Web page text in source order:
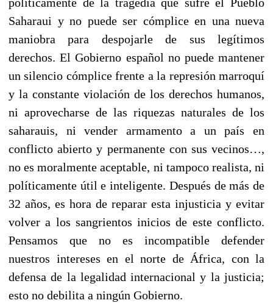
Saharaui y no puede ser cómplice en una nueva
maniobra para despojarle de sus legítimos
derechos. El Gobierno español no puede mantener
un silencio cómplice frente a la represión marroquí
y la constante violación de los derechos humanos,
ni aprovecharse de las riquezas naturales de los
saharauis, ni vender armamento a un país en
conflicto abierto y permanente con sus vecinos…,
no es moralmente aceptable, ni tampoco realista, ni
políticamente útil e inteligente. Después de más de
32 años, es hora de reparar esta injusticia y evitar
volver a los sangrientos inicios de este conflicto.
Pensamos que no es incompatible defender
nuestros intereses en el norte de África, con la
defensa de la legalidad internacional y la justicia;
esto no debilita a ningún Gobierno.